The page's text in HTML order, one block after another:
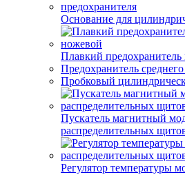
Основание для
Плавкий
Предохранитель
Пробковый
Пускатель магнитный
распределительных
Регулятор температуры